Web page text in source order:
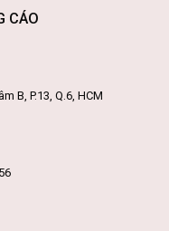
CÁO
B, P.13, Q.6, HCM